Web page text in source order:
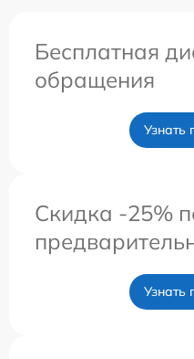
Бесплатная
обращения
Узнать
Скидка -25%
Узнать